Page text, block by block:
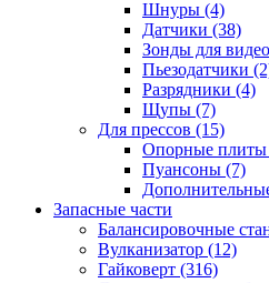
Шнуры (4)
Датчики (38)
Зонды для
Пьезодатчики
Разрядники (4)
Щупы (7)
Для прессов (15)
Опорные плиты
Пуансоны (7)
Запасные части
Балансировочные
Вулканизатор (12)
Гайковерт (316)